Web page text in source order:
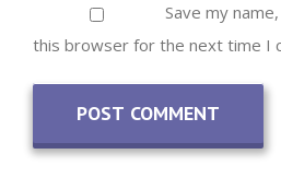
Save my
this browser for the next time I